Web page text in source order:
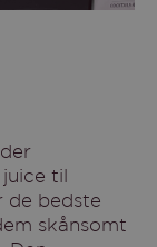
til
de bedste
skånsomt